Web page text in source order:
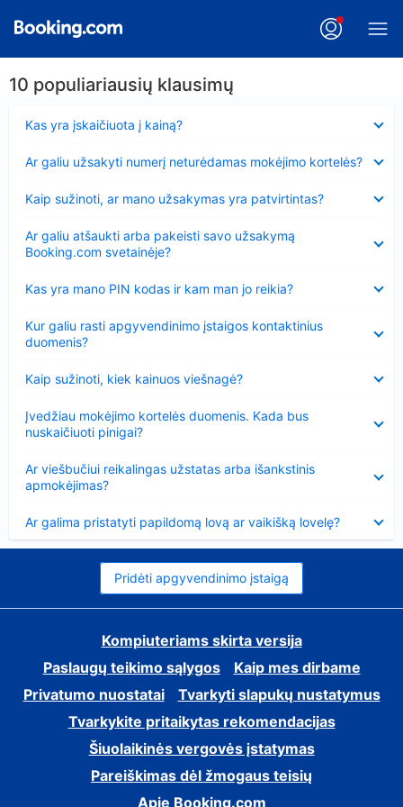
10 populiariausių klausimų
Kas yra įskaičiuota į kainą?
Ar galiu užsakyti numerį neturėdamas mokėjimo kortelės?
Kaip sužinoti, ar mano užsakymas yra patvirtintas?
Ar galiu atšaukti arba pakeisti savo užsakymą
Booking.com svetainėje?
Kas yra mano PIN kodas ir kam man jo reikia?
Kur galiu rasti apgyvendinimo įstaigos kontaktinius
duomenis?
Kaip sužinoti, kiek kainuos viešnagė?
Įvedžiau mokėjimo kortelės duomenis. Kada bus
nuskaičiuoti pinigai?
Ar viešbučiui reikalingas užstatas arba išankstinis
apmokėjimas?
Ar galima pristatyti papildomą lovą ar vaikišką lovelę?
Pridėti apgyvendinimo įstaigą
Kompiuteriams skirta versija
Paslaugų teikimo sąlygos
Kaip mes dirbame
Privatumo nuostatai
Tvarkyti slapukų nustatymus
Tvarkykite pritaikytas rekomendacijas
Šiuolaikinės vergovės įstatymas
Pareiškimas dėl žmogaus teisių
Apie Booking.com